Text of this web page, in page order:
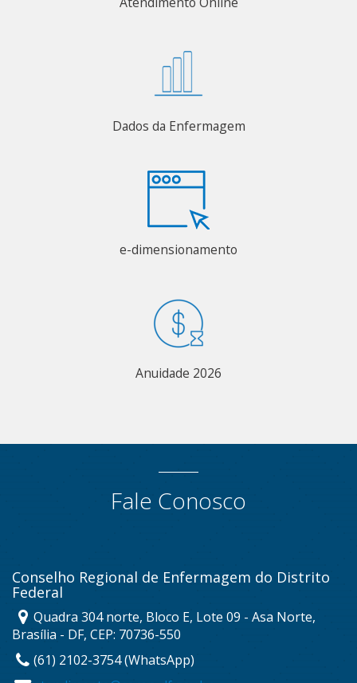
Dados da Enfermagem
e-dimensionamento
Anuidade 2026
Fale Conosco
Conselho Regional de Enfermagem do Distrito
Federal
Quadra 304 norte, Bloco E, Lote 09 - Asa Norte,
Brasília - DF, CEP: 70736-550
(61) 2102-3754 (WhatsApp)